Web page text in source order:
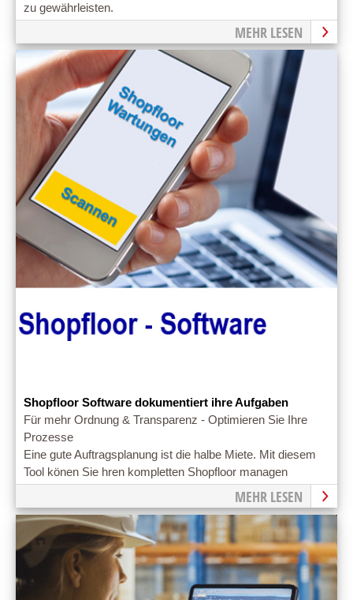
zu gewährleisten.
MEHR LESEN
Shopfloor Software dokumentiert ihre Aufgaben
Für mehr Ordnung & Transparenz - Optimieren Sie Ihre
Prozesse
Eine gute Auftragsplanung ist die halbe Miete. Mit diesem
Tool könen Sie hren kompletten Shopfloor managen
MEHR LESEN